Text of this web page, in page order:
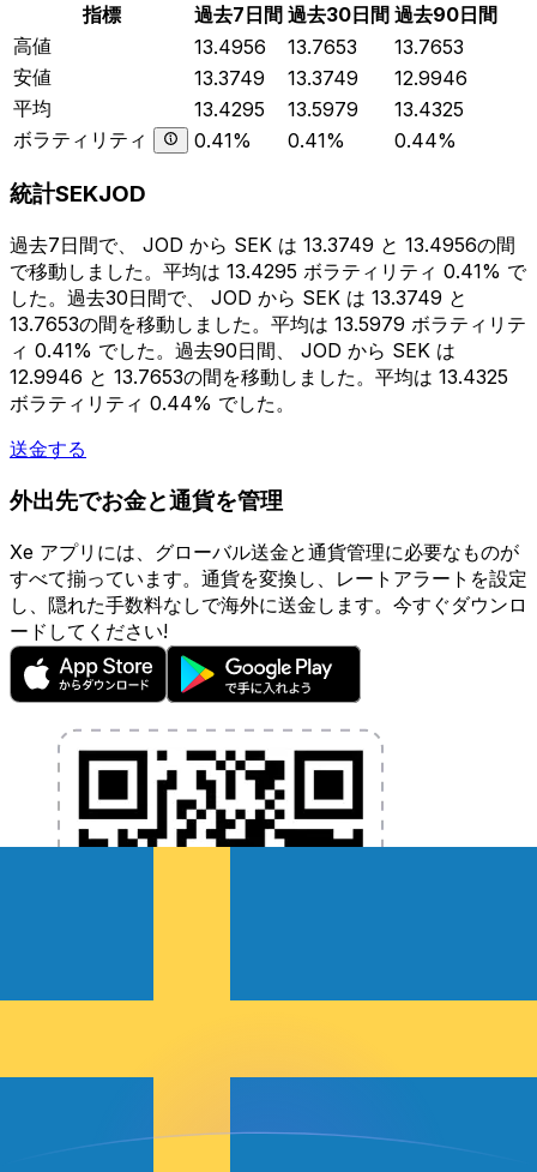
指標 過去7日間 過去30日間 過去90日間
高値
13.4956 13.7653
13.7653
安値
13.3749 13.3749
12.9946
平均
13.4295 13.5979
13.4325
ボラティリティ
0.41% 0.41% 0.44%
統計SEKJOD
過去7日間で、 JOD から SEK は 13.3749 と 13.4956の間
で移動しました。平均は 13.4295 ボラティリティ 0.41% で
した。過去30日間で、 JOD から SEK は 13.3749 と
13.7653の間を移動しました。平均は 13.5979 ボラティリテ
ィ 0.41% でした。過去90日間、 JOD から SEK は
12.9946 と 13.7653の間を移動しました。平均は 13.4325
ボラティリティ 0.44% でした。
送金する
外出先でお金と通貨を管理
Xe アプリには、グローバル送金と通貨管理に必要なものが
すべて揃っています。通貨を変換し、レートアラートを設定
し、隠れた手数料なしで海外に送金します。今すぐダウンロ
ードしてください!